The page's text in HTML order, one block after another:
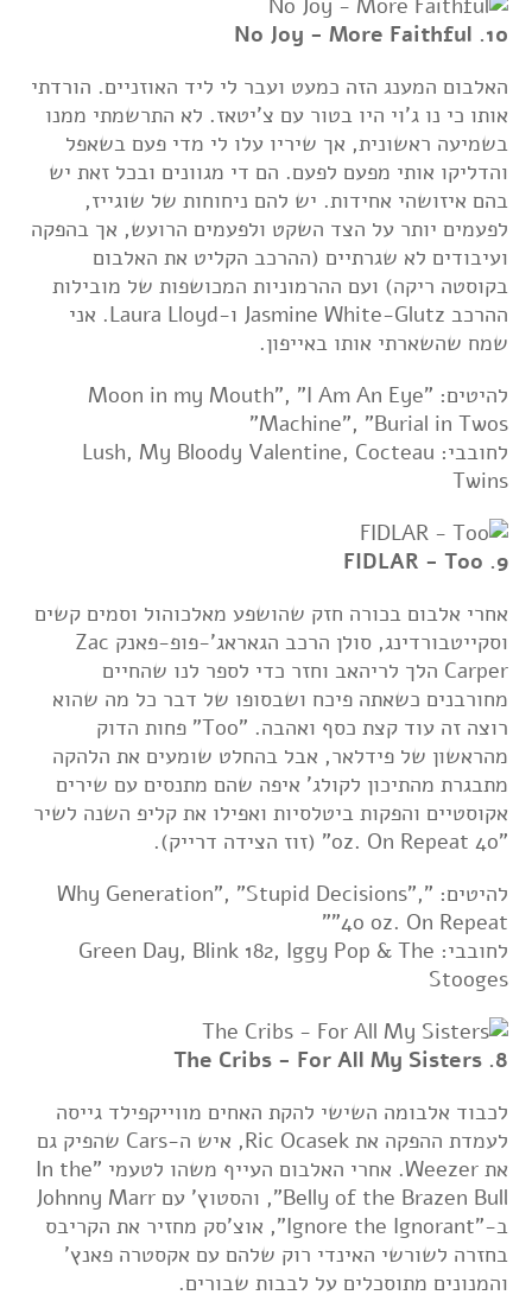
10. No Joy - More Faithful
האלבום המענג הזה כמעט ועבר לי ליד האוזניים. הורדתי
אותו כי נו ג'וי היו בטור עם צ'יטאז. לא התרשמתי ממנו
בשמיעה ראשונית, אך שיריו עלו לי מדי פעם בשאפל
והדליקו אותי מפעם לפעם. הם די מגוונים ובכל זאת יש
בהם איזושהי אחידות. יש להם ניחוחות של שוגייז,
לפעמים יותר על הצד השקט ולפעמים הרועש, אך בהפקה
ועיבודים לא שגרתיים (ההרכב הקליט את האלבום
בקוסטה ריקה) ועם ההרמוניות המכושפות של מובילות
ההרכב Jasmine White-Glutz ו-Laura Lloyd. אני
שמח שהשארתי אותו באייפון.
להיטים: "Moon in my Mouth", "I Am An Eye
Machine", "Burial in Twos"
לחובבי: Lush, My Bloody Valentine, Cocteau
Twins
9. FIDLAR - Too
אחרי אלבום בכורה חזק שהושפע מאלכוהול וסמים קשים
וסקייטבורדינג, סולן הרכב הגאראג'-פופ-פאנק Zac
Carper הלך לריהאב וחזר כדי לספר לנו שהחיים
מחורבנים כשאתה פיכח ושבסופו של דבר כל מה שהוא
רוצה זה עוד קצת כסף ואהבה. "Too" פחות הדוק
מהראשון של פידלאר, אבל בהחלט שומעים את הלהקה
מתבגרת מהתיכון לקולג' איפה שהם מתנסים עם שירים
אקוסטיים והפקות ביטלסיות ואפילו את קליפ השנה לשיר
"40 oz. On Repeat" (זוז הצידה דרייק).
להיטים: "Why Generation", "Stupid Decisions",
"40 oz. On Repeat"
לחובבי: Green Day, Blink 182, Iggy Pop & The
Stooges
8. The Cribs - For All My Sisters
לכבוד אלבומה השישי להקת האחים מווייקפילד גייסה
לעמדת ההפקה את Ric Ocasek, איש ה-Cars שהפיק גם
את Weezer. אחרי האלבום העייף משהו לטעמי "In the
Belly of the Brazen Bull", והסטוץ' עם Johnny Marr
ב-"Ignore the Ignorant", אוצ'סק מחזיר את הקריבס
בחזרה לשורשי האינדי רוק שלהם עם אקסטרה פאנץ'
והמנונים מתוסכלים על לבבות שבורים.